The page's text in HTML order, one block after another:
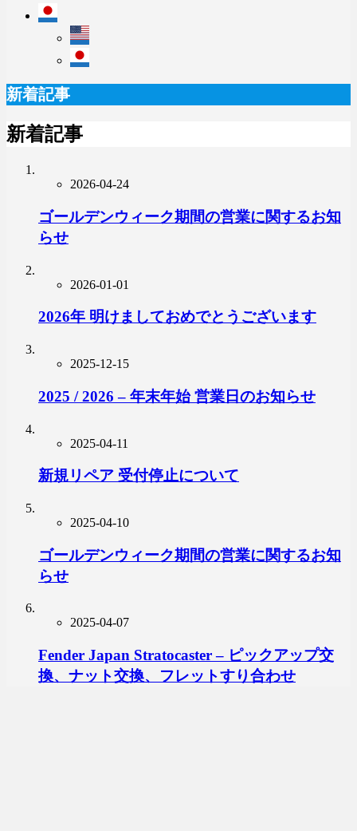
新着記事
新着記事
2026-04-24
ゴールデンウィーク期間の営業に関するお知
らせ
2026-01-01
2026年 明けましておめでとうございます
2025-12-15
2025 / 2026 – 年末年始 営業日のお知らせ
2025-04-11
新規リペア 受付停止について
2025-04-10
ゴールデンウィーク期間の営業に関するお知
らせ
2025-04-07
Fender Japan Stratocaster – ピックアップ交
換、ナット交換、フレットすり合わせ